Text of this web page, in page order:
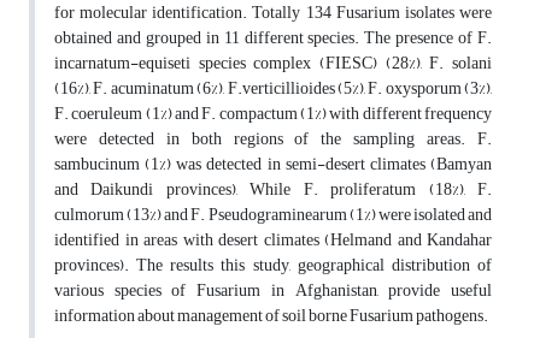
for molecular identification. Totally 134 Fusarium isolates were
obtained and grouped in 11 different species. The presence of F.
incarnatum-equiseti species complex (FIESC) (28%), F. solani
(16%), F. acuminatum (6%), F.verticillioides (5%), F. oxysporum (3%),
F. coeruleum (1%) and F. compactum (1%) with different frequency
were detected in both regions of the sampling areas. F.
sambucinum (1%) was detected in semi-desert climates (Bamyan
and Daikundi provinces), While F. proliferatum (18%), F.
culmorum (13%) and F. Pseudograminearum (1%) were isolated and
identified in areas with desert climates (Helmand and Kandahar
provinces). The results this study, geographical distribution of
various species of Fusarium in Afghanistan, provide useful
information about management of soil borne Fusarium pathogens.